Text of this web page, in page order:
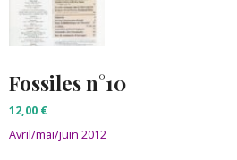
Fossiles n°10
12,00 €
Avril/mai/juin 2012